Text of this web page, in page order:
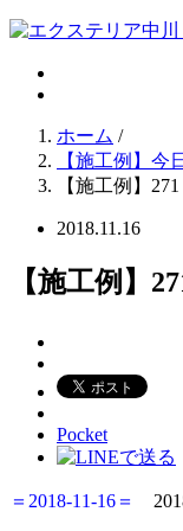
ホーム /
【施工例】今
【施工例】
2018.11.16
【施工例】
Pocket
＝2018-11-16＝